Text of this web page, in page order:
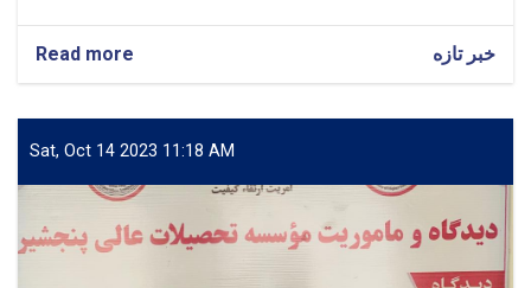
Read more
جلسهٔ‌
رهبری
مؤسسهٔ
عالی
پنجشیر
برگزار
خبر تازه
Sat, Oct 14 2023 11:18 AM